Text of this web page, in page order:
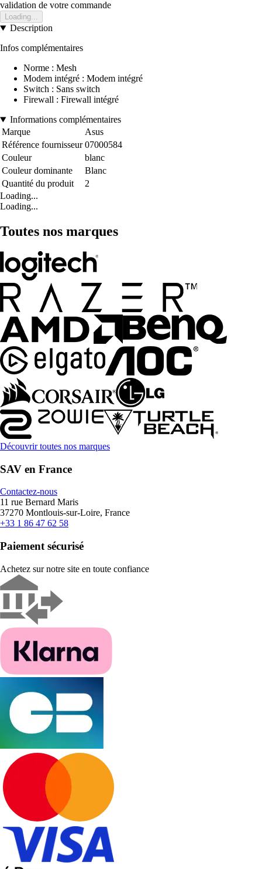
validation de votre commande
Loading...
Description
Infos complémentaires
Norme : Mesh
Modem intégré : Modem intégré
Switch : Sans switch
Firewall : Firewall intégré
Informations complémentaires
Marque
Asus
Référence fournisseur 07000584
Couleur
blanc
Couleur dominante
Blanc
Quantité du produit
2
Loading...
Loading...
Toutes nos marques
Découvrir toutes nos marques
SAV en France
Contactez-nous
11 rue Bernard Maris
37270 Montlouis-sur-Loire, France
+33 1 86 47 62 58
Paiement sécurisé
Achetez sur notre site en toute confiance